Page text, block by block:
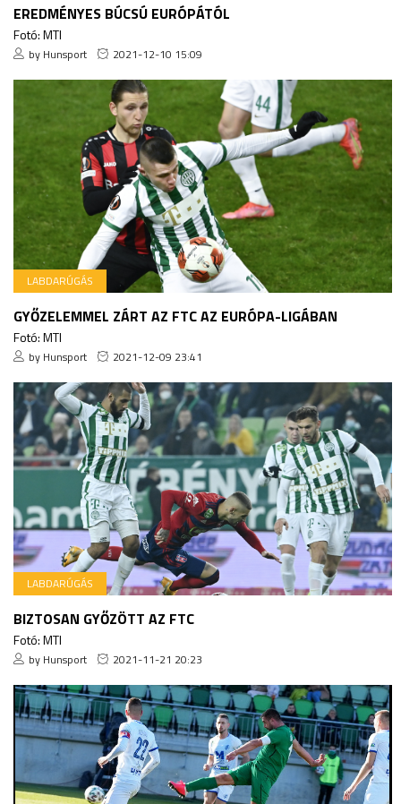
EREDMÉNYES BÚCSÚ EURÓPÁTÓL
Fotó: MTI
by Hunsport 2021-12-10 15:09
LABDARÚGÁS
GYŐZELEMMEL ZÁRT AZ FTC AZ EURÓPA-LIGÁBAN
Fotó: MTI
by Hunsport 2021-12-09 23:41
LABDARÚGÁS
BIZTOSAN GYŐZÖTT AZ FTC
Fotó: MTI
by Hunsport 2021-11-21 20:23